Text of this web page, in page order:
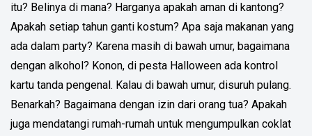
itu? Belinya di mana? Harganya apakah aman di kantong?
Apakah setiap tahun ganti kostum? Apa saja makanan yang
ada dalam party? Karena masih di bawah umur, bagaimana
dengan alkohol? Konon, di pesta Halloween ada kontrol
kartu tanda pengenal. Kalau di bawah umur, disuruh pulang.
Benarkah? Bagaimana dengan izin dari orang tua? Apakah
juga mendatangi rumah-rumah untuk mengumpulkan coklat